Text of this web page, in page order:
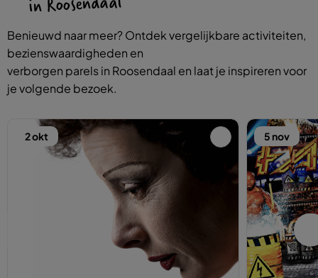
Benieuwd naar meer? Ontdek vergelijkbare activiteiten,
bezienswaardigheden en
verborgen parels in Roosendaal en laat je inspireren voor
je volgende bezoek.
2 okt 5 nov